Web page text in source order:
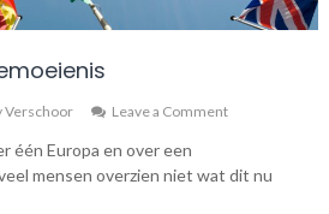
Verschoor Leave a Commenton
één Europa en over een
mensen overzien niet wat dit nu